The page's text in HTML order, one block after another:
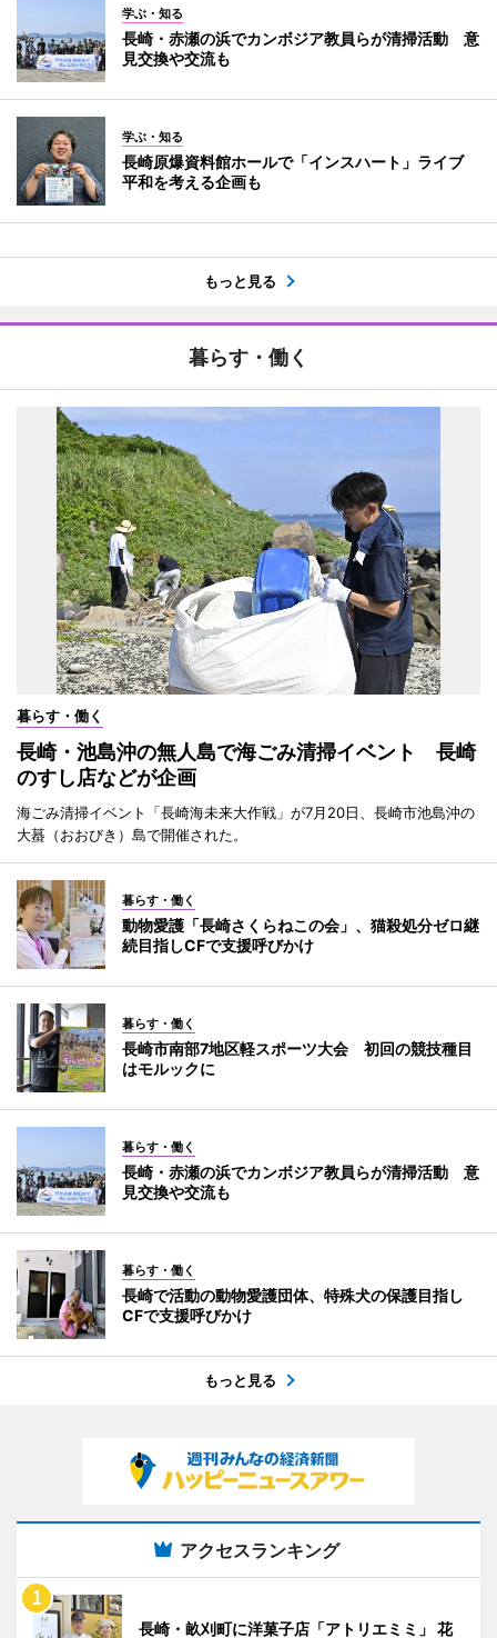
学ぶ・知る
長崎・赤瀬の浜でカンボジア教員らが清掃活動 意
見交換や交流も
学ぶ・知る
長崎原爆資料館ホールで「インスハート」ライブ
平和を考える企画も
もっと見る
暮らす・働く
暮らす・働く
長崎・池島沖の無人島で海ごみ清掃イベント 長崎
のすし店などが企画
海ごみ清掃イベント「長崎海未来大作戦」が7月20日、長崎市池島沖の
大蟇（おおびき）島で開催された。
暮らす・働く
動物愛護「長崎さくらねこの会」、猫殺処分ゼロ継
続目指しCFで支援呼びかけ
暮らす・働く
長崎市南部7地区軽スポーツ大会 初回の競技種目
はモルックに
暮らす・働く
長崎・赤瀬の浜でカンボジア教員らが清掃活動 意
見交換や交流も
暮らす・働く
長崎で活動の動物愛護団体、特殊犬の保護目指し
CFで支援呼びかけ
もっと見る
アクセスランキング
長崎・畝刈町に洋菓子店「アトリエミミ」 花